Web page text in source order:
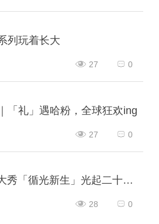
列玩着长大
0
27
「礼」遇哈粉，全球狂欢ing
0
27
JUZUI玖姿25周年大秀「循光新生」光起二十五载，共启新生优雅
0
28